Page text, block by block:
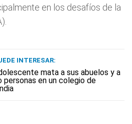
en los desafíos de la
INTERESAR:
mata a sus abuelos y a
personas en un colegio de